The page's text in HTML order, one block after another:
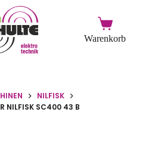
NILFISK
NILFISK SC400 43 B